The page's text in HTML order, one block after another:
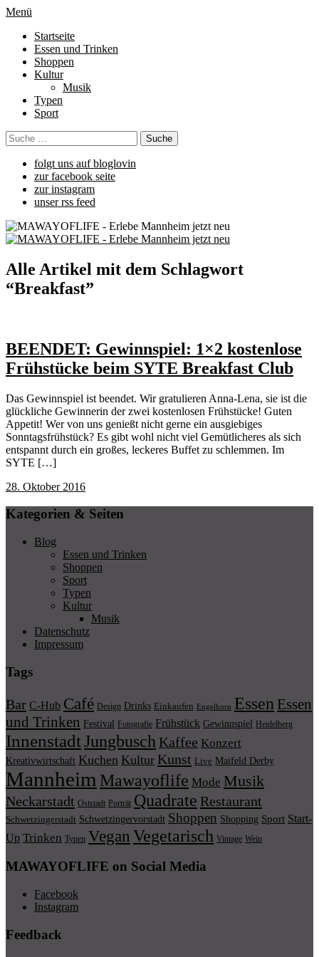
Menü
Startseite
Essen und Trinken
Shoppen
Kultur
Musik
Typen
Sport
folgt uns auf bloglovin
zur facebook seite
zur instagram
unser rss feed
Alle Artikel mit dem Schlagwort
“Breakfast”
BEENDET: Gewinnspiel: 1×2 kostenlose
Frühstücke beim SYTE Breakfast Club
Das Gewinnspiel ist beendet. Wir gratulieren Anna-Lena, sie ist die
glückliche Gewinnerin der zwei kostenlosen Frühstücke! Guten
Appetit! Wer von uns genießt nicht gerne ein ausgiebiges
Sonntagsfrühstück? Es gibt wohl nicht viel Gemütlicheres als sich
entspannt durch ein großes, leckeres Buffet zu schlemmen. Im
SYTE […]
28. Oktober 2016
Kategorien & Seiten
Blog
Essen und Trinken
Shoppen
Sport
Typen
Kultur
Musik
Datenschutz
Impressum
Tags
Bar C-Hub Café Design Drinks Einkaufen Engelhorn Essen Essen
und Trinken Festival Fotografie Frühstück Gewinnspiel Heidelberg
InnenstadtJungbusch Kaffee Konzert
Kreativwirtschaft Kuchen Kultur Kunst Live Maifeld Derby
Mannheim Mawayoflife Mode Musik
Neckarstadt Oststadt Porträt Quadrate Restaurant
Schwetzingerstadt Schwetzingervorstadt Shoppen Shopping Sport Start-
Up Trinken Typen Vegan Vegetarisch Vintage Wein
MAWAYOFLIFE on Social Media
Facebook
Instagram
Feedback